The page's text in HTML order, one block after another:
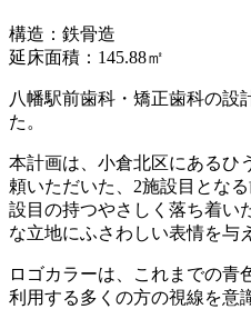
構造：鉄骨造
延床面積：145.88㎡
八幡駅前歯科・矯正歯科の設
た。
本計画は、小倉北区にあるひ
頼いただいた、2施設目とな
設目の持つやさしく落ち着い
な立地にふさわしい表情を与
ロゴカラーは、これまでの青
利用する多くの方の視線を意